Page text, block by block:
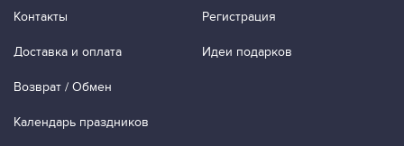
Контакты
Доставка и оплата
Возврат / Обмен
Календарь праздников
Регистрация
Идеи подарков